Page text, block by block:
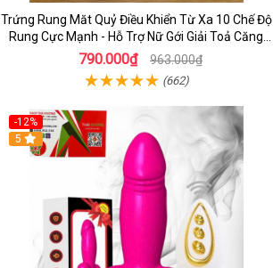
Trứng Rung Măt Quỷ Điều Khiển Từ Xa 10 Chế Độ
Rung Cực Mạnh - Hỗ Trợ Nữ Gới Giải Toả Căng
Thẳng
790.000₫ 963.000₫
(662)
-12%
5